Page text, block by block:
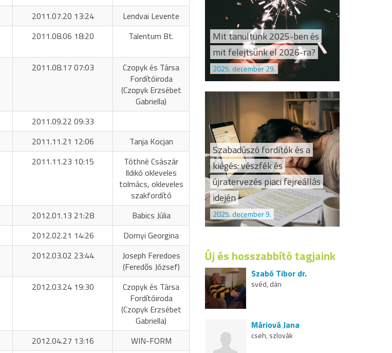
2011.07.20 13:24
Lendvai Levente
2011.08.06 18:20 Talentum Bt.
2011.08.17 07:03
Czopyk és Társa
Fordítóiroda
(Czopyk Erzsébet
Gabriella)
2011.09.22 09:33
2011.11.21 12:06
Tanja Kocjan
2011.11.23 10:15
Tóthné Császár
Ildikó okleveles
tolmács, okleveles
szakfordító
2012.01.13 21:28
Babics Júlia
2012.02.21 14:26
Dornyi Georgina
2012.03.02 23:44
Joseph Feredoes
(Feredős József)
2012.03.24 19:30
Czopyk és Társa
Fordítóiroda
(Czopyk Erzsébet
Gabriella)
2012.04.27 13:16
WIN-FORM
Mit tanultunk 2025-ben és
mit felejtsünk el 2026-ra?
2025. december 29.
Szabadúszó fordítók és a
kiégés: vészfék és
újratervezés piaci fejreállás
idején
2025. december 9.
Új és hosszabbító tagjaink
Szabó Tibor dr.
svéd, dán
Máriová Jana
cseh, szlovák